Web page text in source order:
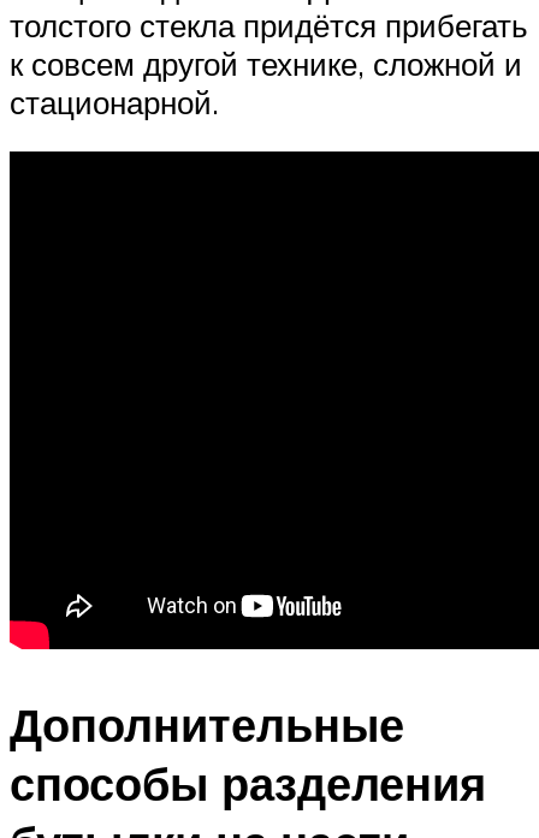
толстого стекла придётся прибегать
к совсем другой технике, сложной и
стационарной.
Дополнительные
способы разделения